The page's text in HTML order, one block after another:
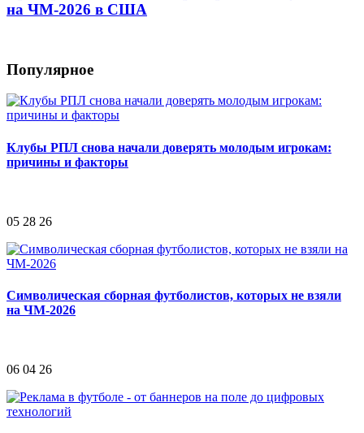
на ЧМ-2026 в США
Популярное
Клубы РПЛ снова начали доверять молодым игрокам:
причины и факторы
05 28 26
Символическая сборная футболистов, которых не взяли
на ЧМ-2026
06 04 26